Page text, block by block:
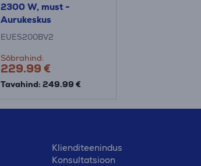
2300 W, must -
Aurukeskus
EUES200BV2
Sõbrahind:
229.99 €
Tavahind: 249.99 €
Klienditeenindus
Konsultatsioon